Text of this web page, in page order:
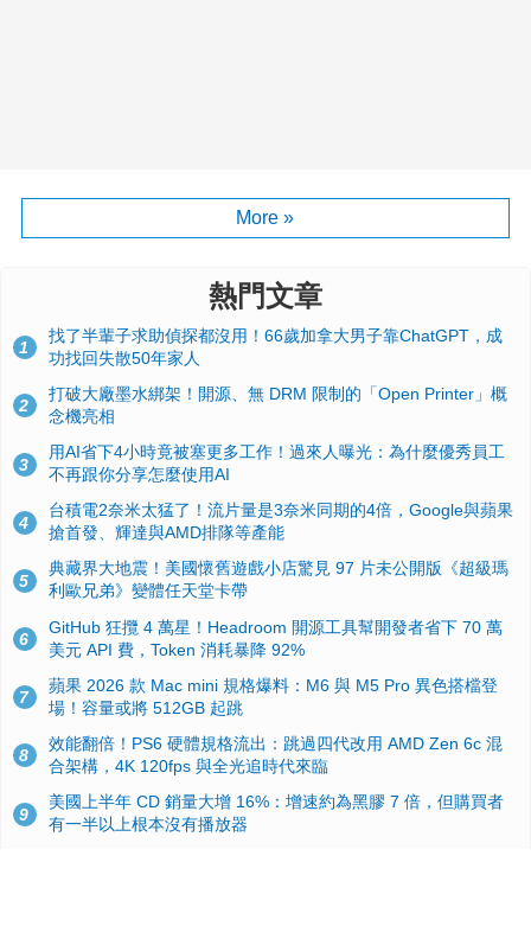
More »
熱門文章
1
找了半輩子求助偵探都沒用！66歲加拿大男子靠ChatGPT，成
功找回失散50年家人
2
打破大廠墨水綁架！開源、無 DRM 限制的「Open Printer」概
念機亮相
3
用AI省下4小時竟被塞更多工作！過來人曝光：為什麼優秀員工
不再跟你分享怎麼使用AI
4
台積電2奈米太猛了！流片量是3奈米同期的4倍，Google與蘋果
搶首發、輝達與AMD排隊等產能
5
典藏界大地震！美國懷舊遊戲小店驚見 97 片未公開版《超級瑪
利歐兄弟》變體任天堂卡帶
6
GitHub 狂攬 4 萬星！Headroom 開源工具幫開發者省下 70 萬
美元 API 費，Token 消耗暴降 92%
7
蘋果 2026 款 Mac mini 規格爆料：M6 與 M5 Pro 異色搭檔登
場！容量或將 512GB 起跳
8
效能翻倍！PS6 硬體規格流出：跳過四代改用 AMD Zen 6c 混
合架構，4K 120fps 與全光追時代來臨
9
美國上半年 CD 銷量大增 16%：增速約為黑膠 7 倍，但購買者
有一半以上根本沒有播放器